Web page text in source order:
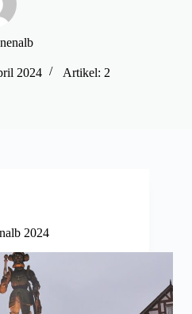
2024 Artikel: 2
2024